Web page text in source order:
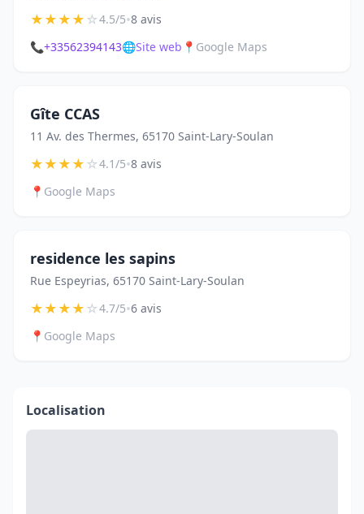
★★★★☆4.5/5•8 avis
📞+33562394143🌐Site web 📍 Google Maps
Gîte CCAS
11 Av. des Thermes, 65170 Saint-Lary-Soulan
★★★★☆4.1/5•8 avis
📍 Google Maps
residence les sapins
Rue Espeyrias, 65170 Saint-Lary-Soulan
★★★★☆4.7/5•6 avis
📍 Google Maps
Localisation